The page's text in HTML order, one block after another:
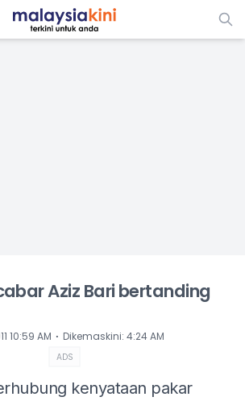
ADS
Aziz Bari bertanding
10:59 AM ⋅ Dikemaskini: 4:24 AM
ADS
kenyataan pakar